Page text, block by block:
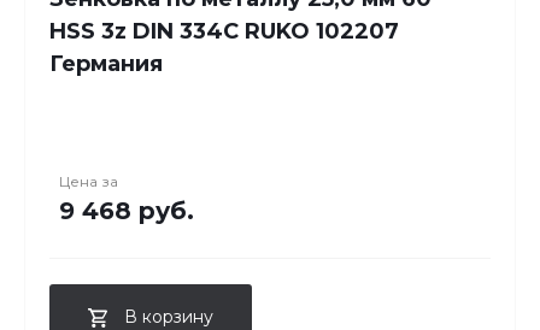
HSS 3z DIN 334C RUKO 102207
Германия
Цена за
9 468 руб.
В корзину